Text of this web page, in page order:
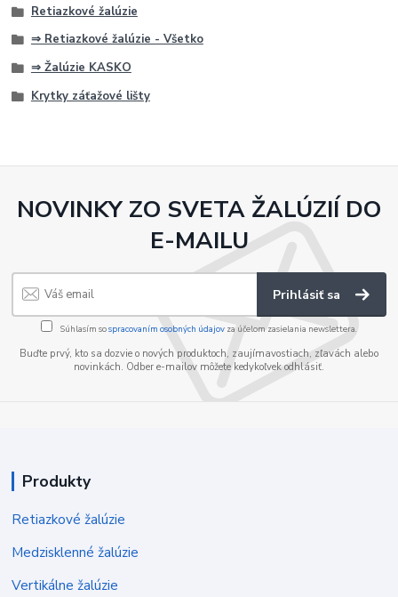
Retiazkové žalúzie
⇒ Retiazkové žalúzie - Všetko
⇒ Žalúzie KASKO
Krytky záťažové lišty
NOVINKY ZO SVETA ŽALÚZIÍ DO
E-MAILU
Prihlásiť sa
Súhlasím sospracovaním osobných údajov za účelom zasielania newslettera.
Buďte prvý, kto sa dozvie o nových produktoch, zaujímavostiach, zľavách alebo
novinkách. Odber e-mailov môžete kedykoľvek odhlásiť.
Produkty
Retiazkové žalúzie
Medzisklenné žalúzie
Vertikálne žalúzie